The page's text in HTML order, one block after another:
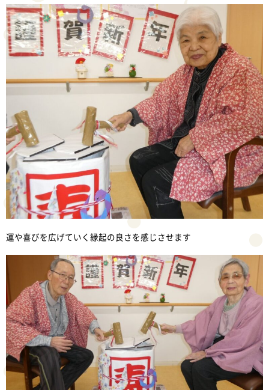
運や喜びを広げていく縁起の良さを感じさせます